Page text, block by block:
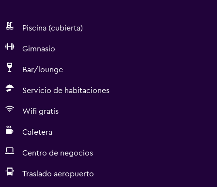
Piscina (cubierta)
Gimnasio
Bar/lounge
Servicio de habitaciones
Wifi gratis
Cafetera
Centro de negocios
Traslado aeropuerto